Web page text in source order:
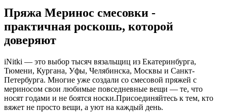
Пряжа Меринос смесовки -
практичная роскошь, которой
доверяют
iNitki — это выбор тысяч вязальщиц из Екатеринбурга,
Тюмени, Кургана, Уфы, Челябинска, Москвы и Санкт-
Петербурга. Многие уже создали со смесовой пряжей с
мериносом свои любимые повседневные вещи — те, что
носят годами и не боятся носки.Присоединяйтесь к тем, кто
вяжет не просто вещи, а уют на каждый день.